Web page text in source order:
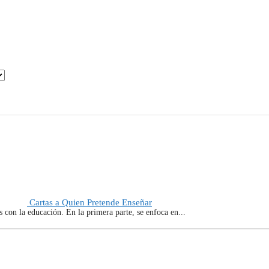
Cartas a Quien Pretende Enseñar
la educación. En la primera parte, se enfoca en...